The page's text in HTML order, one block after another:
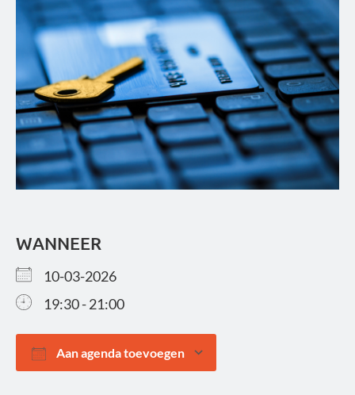
WANNEER
10-03-2026
19:30 - 21:00
Aan agenda toevoegen